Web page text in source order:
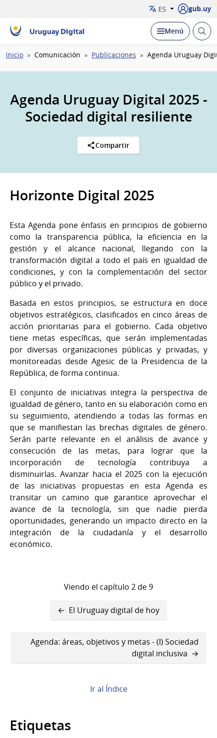
ES gub.uy
Uruguay Digital Desplegar
Menú Abrir
Ruta
navegación
Inicio Comunicación Publicaciones Agenda Uruguay
Agenda Uruguay Digital 2025 -
Sociedad digital resiliente
Compartir
Horizonte Digital 2025
Esta Agenda pone énfasis en principios de gobierno
como la transparencia pública, la eficiencia en la
gestión y el alcance nacional, llegando con la
transformación digital a todo el país en igualdad de
condiciones, y con la complementación del sector
público y el privado.
Basada en estos principios, se estructura en doce
objetivos estratégicos, clasificados en cinco áreas de
acción prioritarias para el gobierno. Cada objetivo
tiene metas específicas, que serán implementadas
por diversas organizaciones públicas y privadas, y
monitoreadas desde Agesic de la Presidencia de la
República, de forma continua.
El conjunto de iniciativas integra la perspectiva de
igualdad de género, tanto en su elaboración como en
su seguimiento, atendiendo a todas las formas en
que se manifiestan las brechas digitales de género.
Serán parte relevante en el análisis de avance y
consecución de las metas, para lograr que la
incorporación de tecnología contribuya a
disminuirlas. Avanzar hacia el 2025 con la ejecución
de las iniciativas propuestas en esta Agenda es
transitar un camino que garantice aprovechar el
avance de la tecnología, sin que nadie pierda
oportunidades, generando un impacto directo en la
integración de la ciudadanía y el desarrollo
económico.
Viendo el capítulo 2 de 9
Enlaces
transversales
Book
2025
El Uruguay digital de hoy
Agenda: áreas, objetivos y metas - (I) Sociedad
digital inclusiva
Ir al Índice
Etiquetas